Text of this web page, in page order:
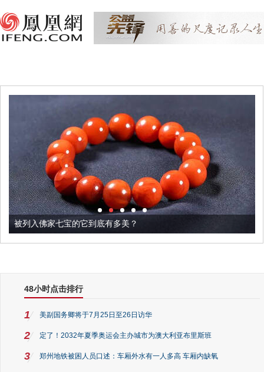
被列入佛家七宝的它到底有多美？
48小时点击排行
1 美副国务卿将于7月25日至26日访华
2 定了！2032年夏季奥运会主办城市为澳大利亚布里斯班
3 郑州地铁被困人员口述：车厢外水有一人多高 车厢内缺氧